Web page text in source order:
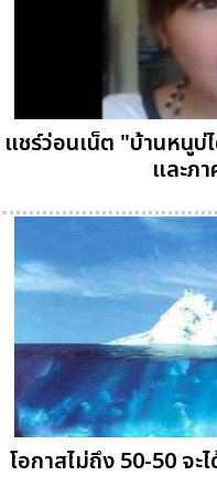
แชร์ว่อนเน็ต "บ้านหนูบ่
และภ
โอกาสไม่ถึง 50-50 จ